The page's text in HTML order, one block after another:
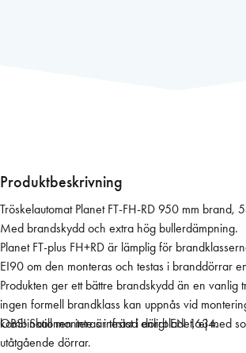
a
t
P
l
a
n
e
t
F
Produktbeskrivning
Tröskelautomat Planet FT-FH-RD 950 mm brand,
Med brandskydd och extra hög bullerdämpning.
Planet FT-plus FH+RD är lämplig för
EI90 om den monteras och testas i branddörrar
Produkten ger ett bättre brandskydd än en vanlig
ingen formell brandklass kan uppnås vid
kombinationen inte är testad enligt EN 1634.
OBS! Skall monteras infräst i dörrbladet, ej med
utåtgående dörrar.